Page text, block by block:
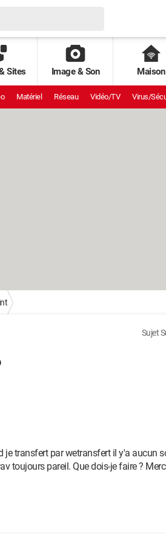
Sites Image & Son Maison
Matériel Réseau Vidéo/TV Virus/
Sujet
transfert par wetransfert il y'a aucun
toujours pareil. Que dois-je faire ?